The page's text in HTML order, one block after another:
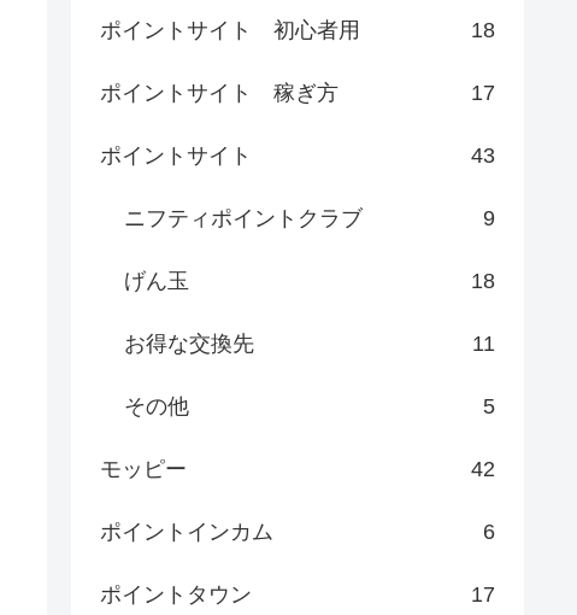
ポイントサイト 初心者用 18
ポイントサイト 稼ぎ方 17
ポイントサイト 43
ニフティポイントクラブ 9
げん玉 18
お得な交換先 11
その他 5
モッピー 42
ポイントインカム 6
ポイントタウン 17